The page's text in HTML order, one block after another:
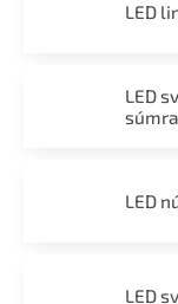
LED
LED
LED
LED